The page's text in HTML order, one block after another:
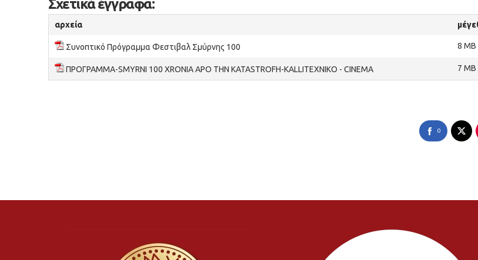
Σχετικά έγγραφα:
αρχεία
Συνοπτικό Πρόγραμμα Φεστιβαλ Σμύρνης 100 8 MB
ΠΡΟΓΡΑΜΜΑ-SMYRNI 100 XRONIA APO THN KATASTROFH-KALLITEXNIKO - CINEMA 7 MB
0